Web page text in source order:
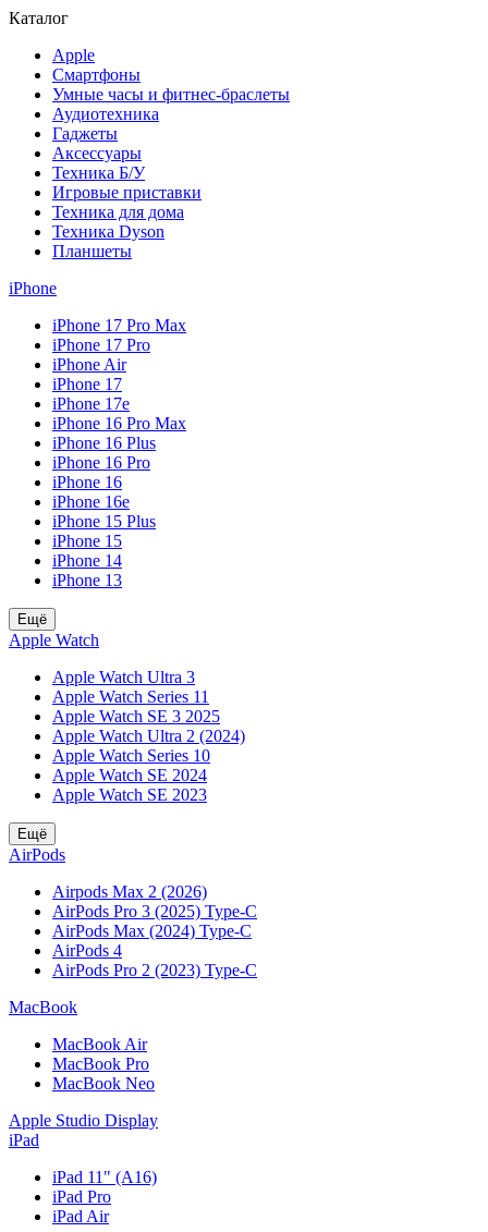
Каталог
Apple
Смартфоны
Умные часы и фитнес-браслеты
Аудиотехника
Гаджеты
Аксессуары
Техника Б/У
Игровые приставки
Техника для дома
Техника Dyson
Планшеты
iPhone
iPhone 17 Pro Max
iPhone 17 Pro
iPhone Air
iPhone 17
iPhone 17e
iPhone 16 Pro Max
iPhone 16 Plus
iPhone 16 Pro
iPhone 16
iPhone 16e
iPhone 15 Plus
iPhone 15
iPhone 14
iPhone 13
Ещё
Apple Watch
Apple Watch Ultra 3
Apple Watch Series 11
Apple Watch SE 3 2025
Apple Watch Ultra 2 (2024)
Apple Watch Series 10
Apple Watch SE 2024
Apple Watch SE 2023
Ещё
AirPods
Airpods Max 2 (2026)
AirPods Pro 3 (2025) Type-C
AirPods Max (2024) Type-C
AirPods 4
AirPods Pro 2 (2023) Type-C
MacBook
MacBook Air
MacBook Pro
MacBook Neo
Apple Studio Display
iPad
iPad 11" (A16)
iPad Pro
iPad Air